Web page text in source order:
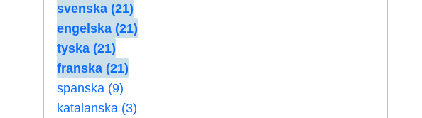
svenska (21)
engelska (21)
tyska (21)
franska (21)
spanska (9)
katalanska (3)